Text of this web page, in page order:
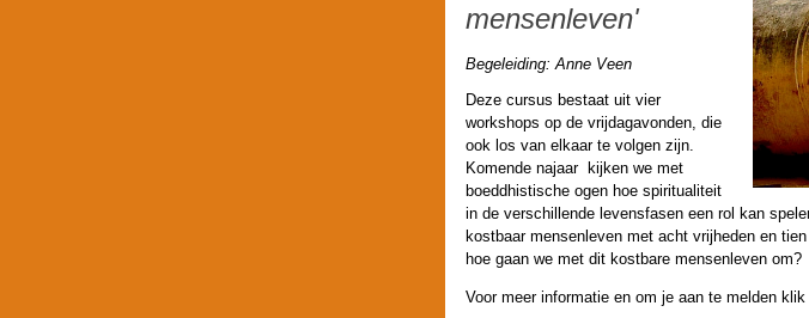
mensenleven'
Begeleiding: Anne Veen
Deze cursus bestaat uit vier
workshops op de vrijdagavonden, die
ook los van elkaar te volgen zijn.
Komende najaar kijken we met
boeddhistische ogen hoe spiritualiteit
in de verschillende levensfasen een rol kan
kostbaar mensenleven met acht vrijheden en
hoe gaan we met dit kostbare mensenleven om?
Voor meer informatie en om je aan te melden klik